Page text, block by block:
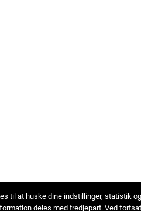
til at huske dine indstillinger, statistik
deles med tredjepart. Ved